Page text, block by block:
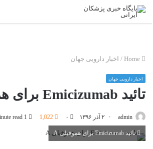
/ اخبار دارویی جهان
اخبار دارویی جهان
تائید Emicizumab برای هموفیلی A
admin ۲ آذر ۱۳۹۶ ۰ 1,022
تائید Emicizumab برای هموفیلی A